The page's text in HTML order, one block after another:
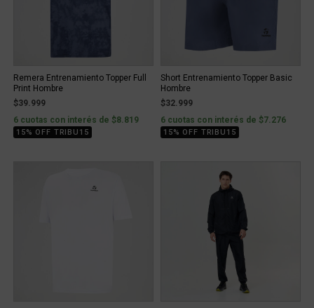
Remera Entrenamiento Topper Full
Print Hombre
$39.999
6 cuotas con interés de $8.819
15% OFF TRIBU15
Short Entrenamiento Topper Basic
Hombre
$32.999
6 cuotas con interés de $7.276
15% OFF TRIBU15